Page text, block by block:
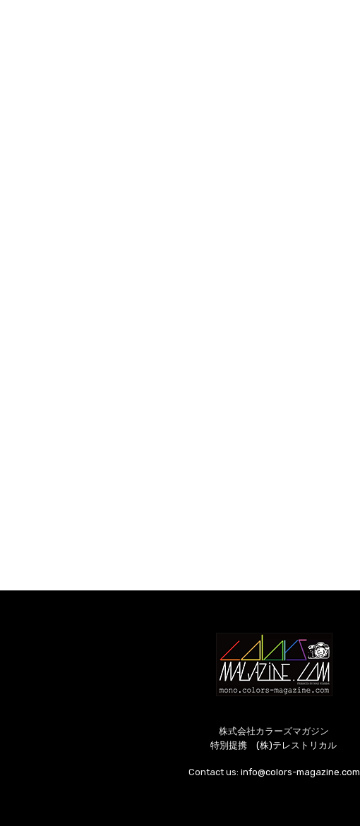
株式会社カラーズマガジン
特別提携 (株)テレストリカル
Contact us: info@colors-magazine.com